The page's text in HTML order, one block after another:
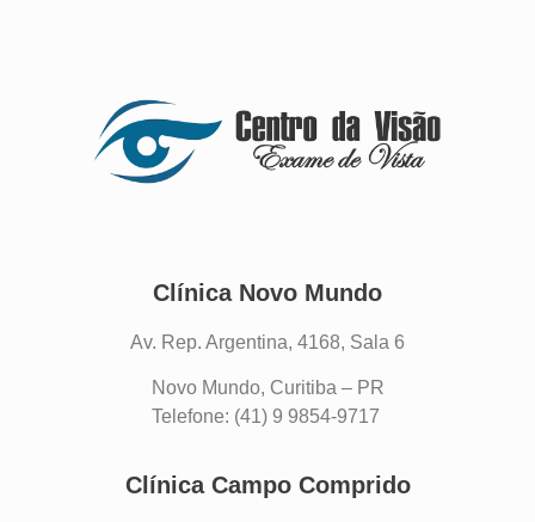
Clínica Novo Mundo
Av. Rep. Argentina, 4168, Sala 6
Novo Mundo, Curitiba – PR
Telefone: (41) 9 9854-9717
Clínica Campo Comprido